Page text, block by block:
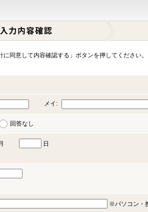
同意して内容確認する」ボタンを押してください。
メイ:
回答なし
日
※パソコン・